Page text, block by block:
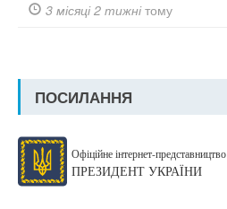
3 місяці 2 тижнітому
ПОСИЛАННЯ
Офіційне інтернет-представництво
ПРЕЗИДЕНТ УКРАЇНИ